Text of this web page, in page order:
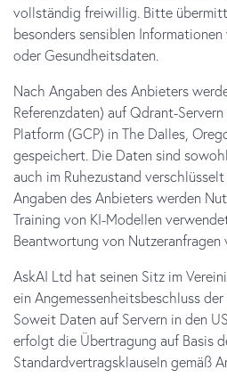
vollständig freiwillig. Bitte
besonders sensiblen
oder Gesundheitsdaten.
Nach Angaben des Anbieters
Referenzdaten) auf Qdrant-
Platform (GCP) in The Dalles,
gespeichert. Die Daten sind
auch im Ruhezustand
Angaben des Anbieters werden
Training von KI-Modellen
Beantwortung von Nutzeranfragen
AskAI Ltd hat seinen Sitz im
ein Angemessenheitsbeschluss
Soweit Daten auf Servern in den
erfolgt die Übertragung auf Basis
Standardvertragsklauseln gemäß